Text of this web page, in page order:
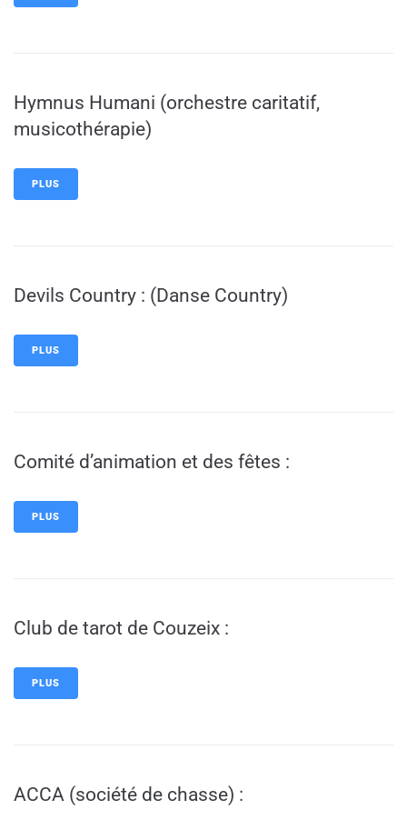
Hymnus Humani (orchestre caritatif,
musicothérapie)
PLUS
Devils Country : (Danse Country)
PLUS
Comité d’animation et des fêtes :
PLUS
Club de tarot de Couzeix :
PLUS
ACCA (société de chasse) :